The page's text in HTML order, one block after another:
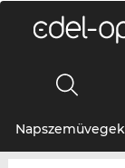
Napszemüvegek